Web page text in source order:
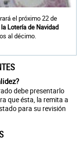
el próximo 22 de
Lotería de Navidad
al décimo.
debe presentarlo
que ésta, la remita a
para su revisión